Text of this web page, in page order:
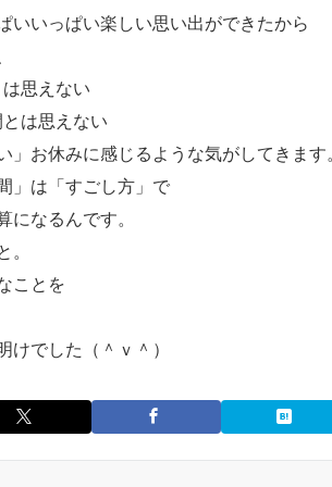
いいっぱい楽しい思い出ができたから
は思えない
とは思えない
い」お休みに感じるような気がしてきます
」は「すごし方」で
になるんです。
。
ことを
けでした（＾ｖ＾）